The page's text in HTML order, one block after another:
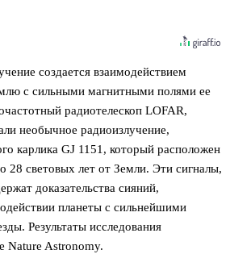
создается взаимодействием
с сильными магнитными полями ее
радиотелескоп LOFAR,
необычное радиоизлучение,
карлика GJ 1151, который расположен
28 световых лет от Земли. Эти сигналы,
доказательства сияний,
планеты с сильнейшими
Результаты исследования
Nature Astronomy.